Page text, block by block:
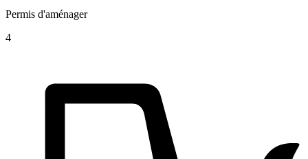
Permis d'aménager
4